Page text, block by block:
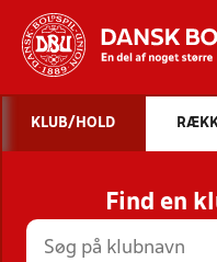
STILLINGER,
KLUB/HOLD
Find en